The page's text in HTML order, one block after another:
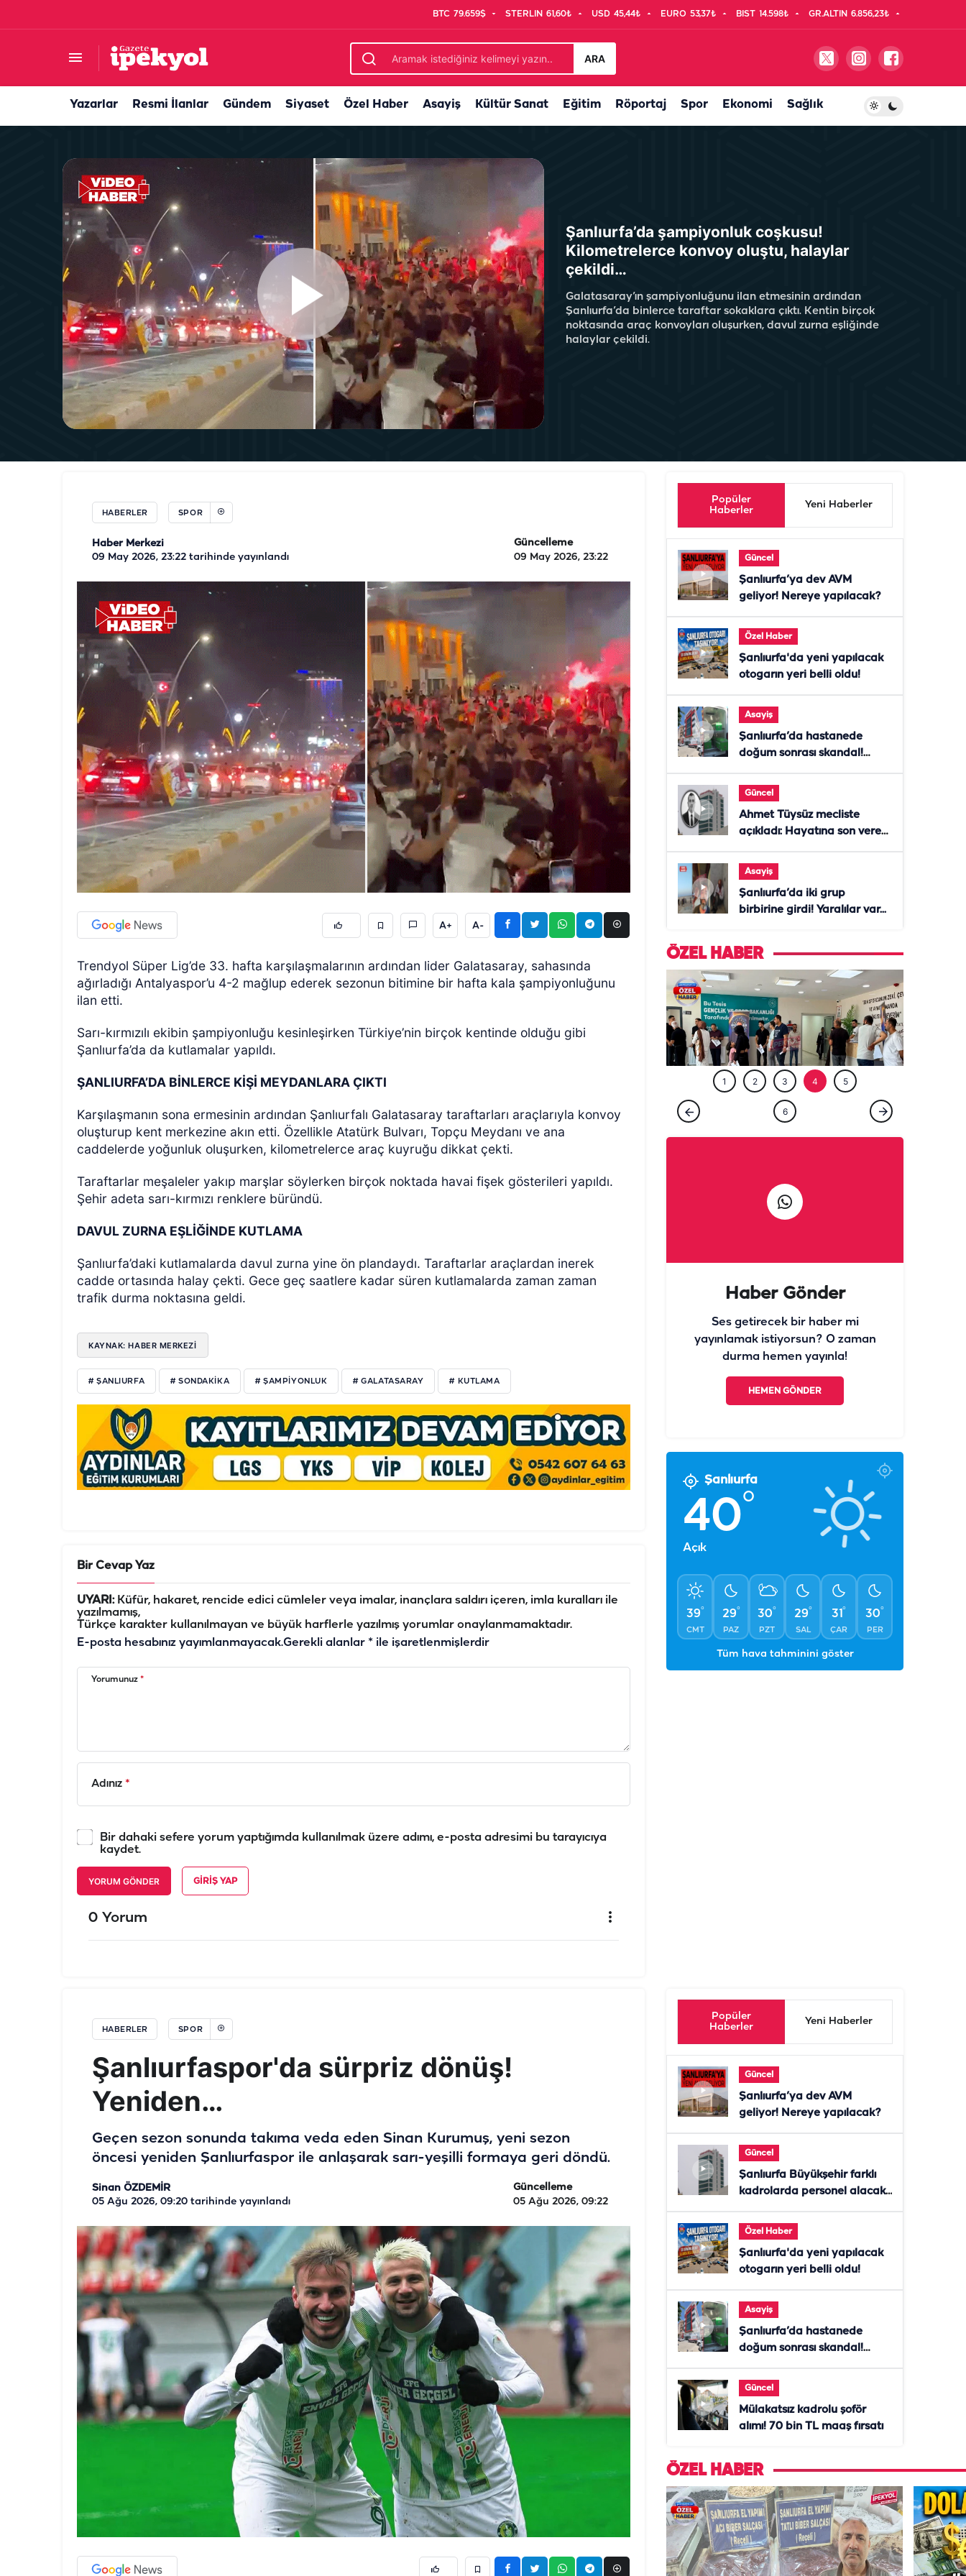
BTC 79.659$ STERLIN 61,60₺ USD 45,44₺ EURO 53,37₺ BIST 14.598₺ GR.ALTIN 6.856,23₺
ARA
Yazarlar Resmi İlanlar Gündem Siyaset Özel Haber Asayiş Kültür Sanat Eğitim Röportaj Spor Ekonomi Sağlık
Şanlıurfa’da şampiyonluk coşkusu!
Kilometrelerce konvoy oluştu, halaylar
çekildi…
Galatasaray’ın şampiyonluğunu ilan etmesinin ardından
Şanlıurfa’da binlerce taraftar sokaklara çıktı. Kentin birçok
noktasında araç konvoyları oluşurken, davul zurna eşliğinde
halaylar çekildi.
HABERLER SPOR
Haber Merkezi
09 May 2026, 23:22 tarihinde yayınlandı
Güncelleme
09 May 2026, 23:22
A+ A-
Trendyol Süper Lig’de 33. hafta karşılaşmalarının ardından lider Galatasaray, sahasında
ağırladığı Antalyaspor’u 4-2 mağlup ederek sezonun bitimine bir hafta kala şampiyonluğunu
ilan etti.
Sarı-kırmızılı ekibin şampiyonluğu kesinleşirken Türkiye’nin birçok kentinde olduğu gibi
Şanlıurfa’da da kutlamalar yapıldı.
ŞANLIURFA’DA BİNLERCE KİŞİ MEYDANLARA ÇIKTI
Karşılaşmanın sona ermesinin ardından Şanlıurfalı Galatasaray taraftarları araçlarıyla konvoy
oluşturup kent merkezine akın etti. Özellikle Atatürk Bulvarı, Topçu Meydanı ve ana
caddelerde yoğunluk oluşurken, kilometrelerce araç kuyruğu dikkat çekti.
Taraftarlar meşaleler yakıp marşlar söylerken birçok noktada havai fişek gösterileri yapıldı.
Şehir adeta sarı-kırmızı renklere büründü.
DAVUL ZURNA EŞLİĞİNDE KUTLAMA
Şanlıurfa’daki kutlamalarda davul zurna yine ön plandaydı. Taraftarlar araçlardan inerek
cadde ortasında halay çekti. Gece geç saatlere kadar süren kutlamalarda zaman zaman
trafik durma noktasına geldi.
KAYNAK: HABER MERKEZİ
# ŞANLIURFA # SONDAKIKA # ŞAMPIYONLUK # GALATASARAY # KUTLAMA
Bir Cevap Yaz
UYARI:Küfür, hakaret, rencide edici cümleler veya imalar, inançlara saldırı içeren, imla kuralları ile
yazılmamış,
Türkçe karakter kullanılmayan ve büyük harflerle yazılmış yorumlar onaylanmamaktadır.
E-posta hesabınız yayımlanmayacak.Gerekli alanlar * ile işaretlenmişlerdir
Yorumunuz *
Adınız *
Bir dahaki sefere yorum yaptığımda kullanılmak üzere adımı, e-posta adresimi bu tarayıcıya
kaydet.
YORUM GÖNDER GIRIŞ YAP
0 Yorum
Popüler
Haberler
Yeni Haberler
Güncel
Şanlıurfa’ya dev AVM
geliyor! Nereye yapılacak?
Özel Haber
Şanlıurfa'da yeni yapılacak
otogarın yeri belli oldu!
Asayiş
Şanlıurfa’da hastanede
doğum sonrası skandal!
Güncel
Ahmet Tüysüz mecliste
açıkladı: Hayatına son veren
ölmezdim" notunu bıraktı
Asayiş
Şanlıurfa’da iki grup
birbirine girdi! Yaralılar var...
ÖZEL HABER
ÖZEL HABER GÜNCEL
Şanlıurfa’da ‘Milyoner’ olmak isteyenler
1 2 3 4 5
6
Haber Gönder
Ses getirecek bir haber mi
yayınlamak istiyorsun? O zaman
durma hemen yayınla!
HEMEN GÖNDER
Şanlıurfa
40°
Açık
39°
CMT
29°
PAZ
30°
PZT
29°
SAL
31°
ÇAR
30°
PER
Tüm hava tahminini göster
HABERLER SPOR
Şanlıurfaspor'da sürpriz dönüş!
Yeniden…
Geçen sezon sonunda takıma veda eden Sinan Kurumuş, yeni sezon
öncesi yeniden Şanlıurfaspor ile anlaşarak sarı-yeşilli formaya geri döndü.
Sinan ÖZDEMİR
05 Ağu 2026, 09:20 tarihinde yayınlandı
Güncelleme
05 Ağu 2026, 09:22
Popüler
Haberler
Yeni Haberler
Güncel
Şanlıurfa’ya dev AVM
geliyor! Nereye yapılacak?
Güncel
Şanlıurfa Büyükşehir farklı
kadrolarda personel alacak!
Özel Haber
Şanlıurfa'da yeni yapılacak
otogarın yeri belli oldu!
Asayiş
Şanlıurfa’da hastanede
doğum sonrası skandal!
Güncel
Mülakatsız kadrolu şoför
alımı! 70 bin TL maaş fırsatı
ÖZEL HABER